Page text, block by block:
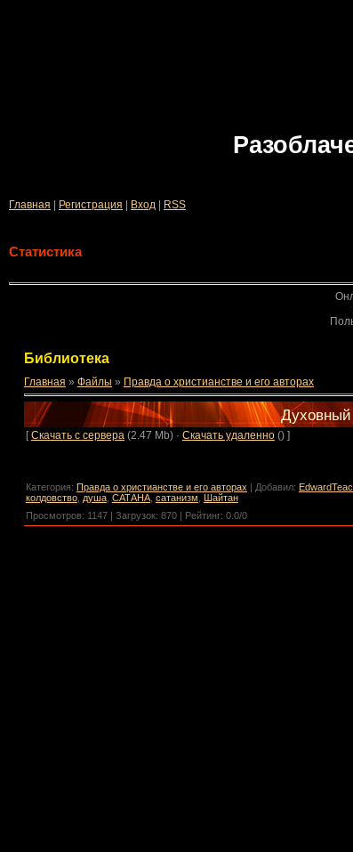
Главная | Регистрация | Вход | RSS
Статистика
Библиотека
Главная » Файлы » Правда о христианстве и его авторах
[Скачать с сервера(2.47 Mb) · Скачать удаленно() ]
Категория: Правда о христианстве и его авторах| Добавил:
колдовство, душа, САТАНА, сатанизм, Шайтан
Просмотров: 1147| Загрузок: 870 Рейтинг: 0.0/0